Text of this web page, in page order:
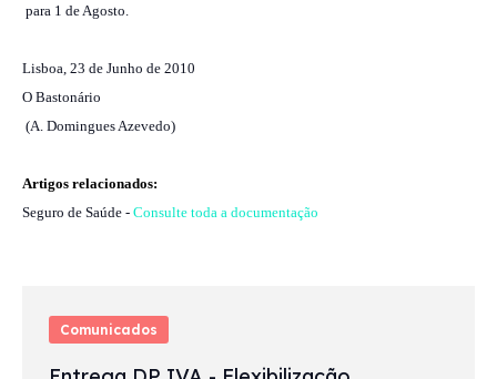
Comunicados
para 1 de Agosto.
Lisboa, 23 de Junho de 2010
O Bastonário
(A. Domingues Azevedo)
Artigos relacionados:
Seguro de Saúde - Consulte toda a documentação